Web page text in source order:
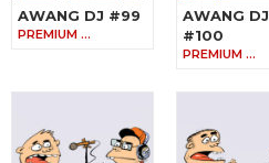
AWANG DJ #99
PREMIUM …
AWANG DJ
#100
PREMIUM …